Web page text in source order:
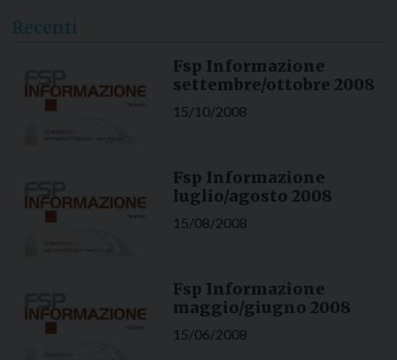
Recenti
Fsp Informazione
settembre/ottobre 2008
15/10/2008
Fsp Informazione
luglio/agosto 2008
15/08/2008
Fsp Informazione
maggio/giugno 2008
15/06/2008